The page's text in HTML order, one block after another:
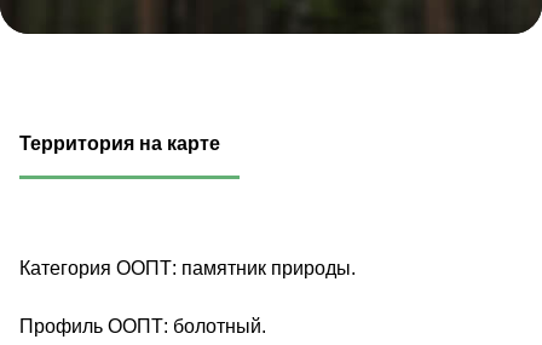
Территория на карте
Категория ООПТ: памятник природы.
Профиль ООПТ: болотный.